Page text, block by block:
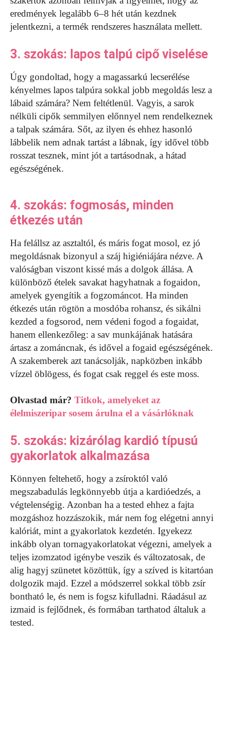
eredmények legalább 6–8 hét után kezdnek
jelentkezni, a termék rendszeres használata mellett.
3. szokás: lapos talpú cipő viselése
Úgy gondoltad, hogy a magassarkú lecserélése
kényelmes lapos talpúra sokkal jobb megoldás lesz a
lábaid számára? Nem feltétlenül. Vagyis, a sarok
nélküli cipők semmilyen előnnyel nem rendelkeznek
a talpak számára. Sőt, az ilyen és ehhez hasonló
lábbelik nem adnak tartást a lábnak, így idővel több
rosszat tesznek, mint jót a tartásodnak, a hátad
egészségének.
4. szokás: fogmosás, minden
étkezés után
Ha felállsz az asztaltól, és máris fogat mosol, ez jó
megoldásnak bizonyul a száj higiéniájára nézve. A
valóságban viszont kissé más a dolgok állása. A
különböző ételek savakat hagyhatnak a fogaidon,
amelyek gyengítik a fogzománcot. Ha minden
étkezés után rögtön a mosdóba rohansz, és sikálni
kezded a fogsorod, nem védeni fogod a fogaidat,
hanem ellenkezőleg: a sav munkájának hatására
ártasz a zománcnak, és idővel a fogaid egészségének.
A szakemberek azt tanácsolják, napközben inkább
vízzel öblögess, és fogat csak reggel és este moss.
Olvastad már? Titkok, amelyeket az
élelmiszeripar sosem árulna el a vásárlóknak
5. szokás: kizárólag kardió típusú
gyakorlatok alkalmazása
Könnyen feltehető, hogy a zsíroktól való
megszabadulás legkönnyebb útja a kardióedzés, a
végtelenségig. Azonban ha a tested ehhez a fajta
mozgáshoz hozzászokik, már nem fog elégetni annyi
kalóriát, mint a gyakorlatok kezdetén. Igyekezz
inkább olyan tornagyakorlatokat végezni, amelyek a
teljes izomzatod igénybe veszik és változatosak, de
alig hagyj szünetet közöttük, így a szíved is kitartóan
dolgozik majd. Ezzel a módszerrel sokkal több zsír
bontható le, és nem is fogsz kifulladni. Ráadásul az
izmaid is fejlődnek, és formában tarthatod általuk a
tested.